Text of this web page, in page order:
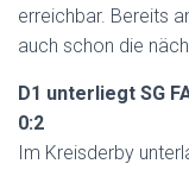
erreichbar. Bereits
auch schon die
D1 unterliegt SG
0:2
Im Kreisderby